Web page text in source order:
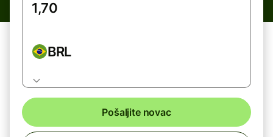
BRL
Pošaljite novac